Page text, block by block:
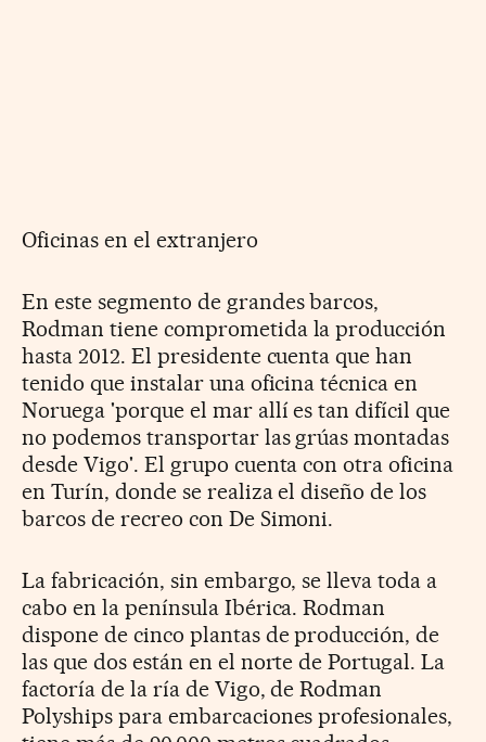
Oficinas en el extranjero
En este segmento de grandes barcos,
Rodman tiene comprometida la producción
hasta 2012. El presidente cuenta que han
tenido que instalar una oficina técnica en
Noruega 'porque el mar allí es tan difícil que
no podemos transportar las grúas montadas
desde Vigo'. El grupo cuenta con otra oficina
en Turín, donde se realiza el diseño de los
barcos de recreo con De Simoni.
La fabricación, sin embargo, se lleva toda a
cabo en la península Ibérica. Rodman
dispone de cinco plantas de producción, de
las que dos están en el norte de Portugal. La
factoría de la ría de Vigo, de Rodman
Polyships para embarcaciones profesionales,